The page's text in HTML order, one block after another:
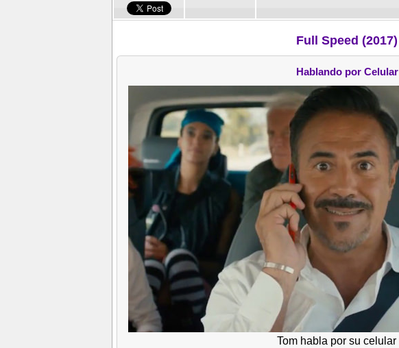
Full Speed (2017)
Hablando por Celular
Tom habla por su celular